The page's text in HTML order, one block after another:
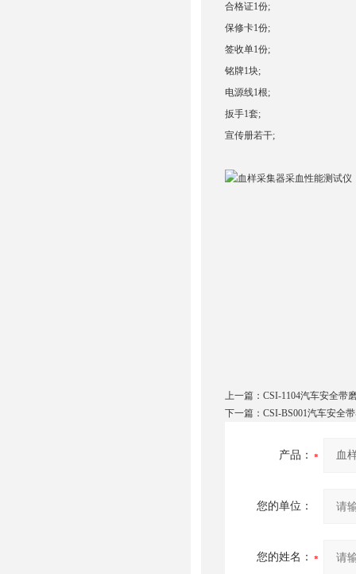
合格证1份;
保修卡1份;
签收单1份;
铭牌1块;
电源线1根;
扳手1套;
宣传册若干;
上一篇： CSI-1104汽车安全带
下一篇： CSI-BS001汽车安全
产品：
您的单位：
您的姓名：